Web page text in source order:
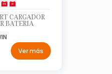
CARGADOR
BATERIA
Ver más